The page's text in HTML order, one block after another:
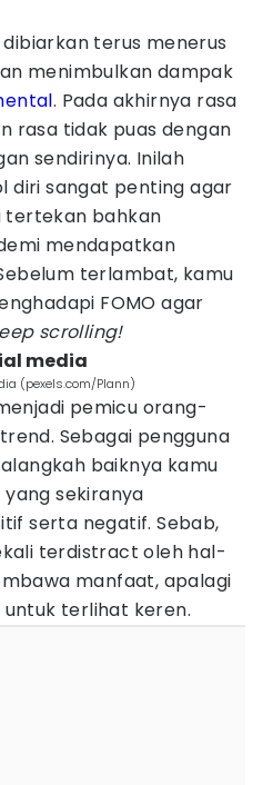
terus menerus
menimbulkan dampak
. Pada akhirnya rasa
rasa tidak puas dengan
sendirinya. Inilah
diri sangat penting agar
tertekan bahkan
mendapatkan
terlambat, kamu
FOMO agar
scrolling!
media
(pexels.com/Plann)
pemicu orang-
Sebagai pengguna
baiknya kamu
sekiranya
serta negatif. Sebab,
terdistract oleh hal-
manfaat, apalagi
terlihat keren.